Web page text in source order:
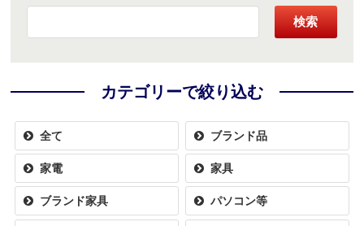
検索
カテゴリーで絞り込む
全て ブランド品
家電 家具
ブランド家具 パソコン等